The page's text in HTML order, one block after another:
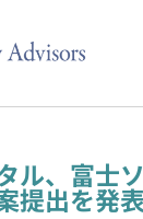
ル、富士
提出を発表